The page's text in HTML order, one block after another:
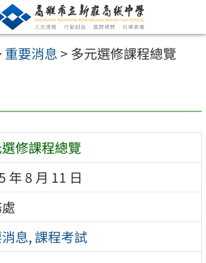
重要消息> 多元選修課程總覽
修課程總覽
年 8 月 11 日
息,課程考試